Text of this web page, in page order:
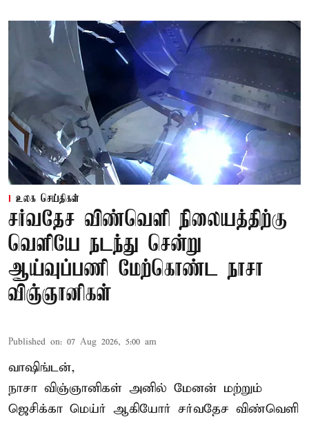
உலக செய்திகள்
சர்வதேச விண்வெளி நிலையத்திற்கு
வெளியே நடந்து சென்று
ஆய்வுப்பணி மேற்கொண்ட நாசா
விஞ்ஞானிகள்
Published on: 07 Aug 2026, 5:00 am
வாஷிங்டன்,
நாசா விஞ்ஞானிகள் அனில் மேனன் மற்றும்
ஜெசிக்கா மெய்ர் ஆகியோர் சர்வதேச விண்வெளி